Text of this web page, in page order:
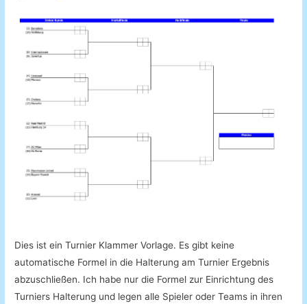
Dies ist ein Turnier Klammer Vorlage. Es gibt keine
automatische Formel in die Halterung am Turnier Ergebnis
abzuschließen. Ich habe nur die Formel zur Einrichtung des
Turniers Halterung und legen alle Spieler oder Teams in ihren